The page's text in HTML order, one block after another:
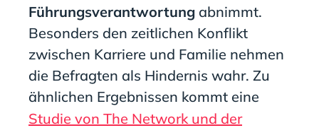
Führungsverantwortung abnimmt.
Besonders den zeitlichen Konflikt
zwischen Karriere und Familie nehmen
die Befragten als Hindernis wahr. Zu
ähnlichen Ergebnissen kommt eine
Studie von The Network und der